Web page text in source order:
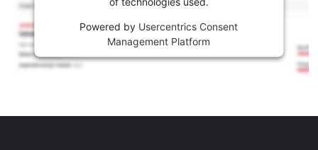
Powered by Usercentrics Consent
Management Platform